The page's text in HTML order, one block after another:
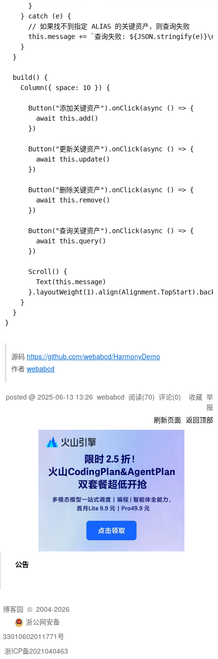
      }
    } catch (e) {
      // 如果找不到指定 ALIAS 的关键资产，则查询失败
this.message += `查询失败:
    }
  }
  build() {
    Column({ space: 10 }) {
      Button("添加关键资产").onClick(async () => {
        await this.add()
      })
      Button("更新关键资产").onClick(async () => {
        await this.update()
      })
      Button("删除关键资产").onClick(async () => {
        await this.remove()
      })
      Button("查询关键资产").onClick(async () => {
        await this.query()
      })
      Scroll() {
        Text(this.message)
    }
  }
}
源码 https://github.com/webabcd/HarmonyDemo
作者 webabcd
posted @ 2025-06-13 13:26 webabcd 阅读(70) 评论(0) 收藏 举
报
刷新页面 返回顶部
公告
博客园 © 2004-2026
浙公网安备
33010602011771号
浙ICP备2021040463